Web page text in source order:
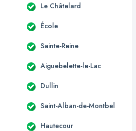
Le Châtelard
École
Sainte-Reine
Aiguebelette-le-Lac
Dullin
Saint-Alban-de-Montbel
Hautecour